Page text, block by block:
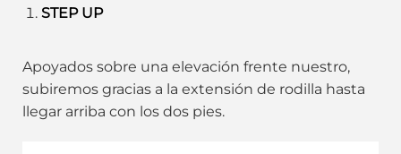
STEP UP
Apoyados sobre una elevación frente nuestro,
subiremos gracias a la extensión de rodilla hasta
llegar arriba con los dos pies.